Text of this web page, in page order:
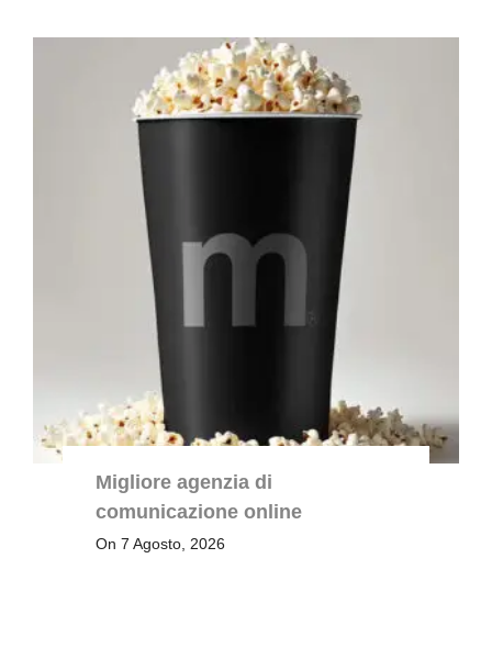
Migliore agenzia di
comunicazione online
On 7 Agosto, 2026